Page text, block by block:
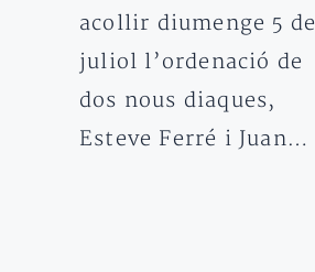
acollir diumenge 5 de
juliol l’ordenació de
dos nous diaques,
Esteve Ferré i Juan…